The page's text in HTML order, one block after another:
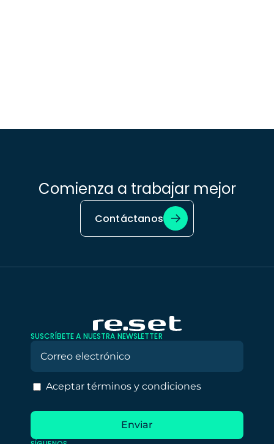
Comienza a trabajar mejor
Contáctanos
SUSCRÍBETE A NUESTRA NEWSLETTER
Aceptar términos y condiciones